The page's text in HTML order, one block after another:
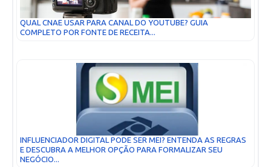
QUAL CNAE USAR PARA CANAL DO YOUTUBE? GUIA
COMPLETO POR FONTE DE RECEITA...
INFLUENCIADOR DIGITAL PODE SER MEI? ENTENDA AS REGRAS
E DESCUBRA A MELHOR OPÇÃO PARA FORMALIZAR SEU
NEGÓCIO...